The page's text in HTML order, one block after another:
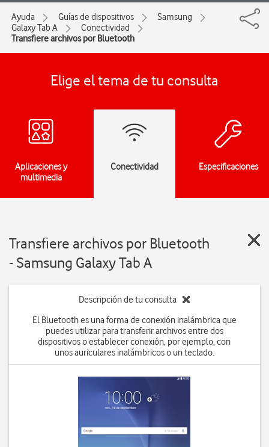
Ayuda Guías de dispositivos
Samsung
Galaxy Tab A
Conectividad
Transfiere archivos por Bluetooth
Elige el tema de tu consulta
Aplicaciones y
multimedia
Conectividad Especificaciones
Transfiere archivos por Bluetooth
- Samsung Galaxy Tab A
Descripción de tu consulta
El Bluetooth es una forma de conexión inalámbrica que
puedes utilizar para transferir archivos entre dos
dispositivos o establecer conexión, por ejemplo, con
unos auriculares inalámbricos o un teclado.